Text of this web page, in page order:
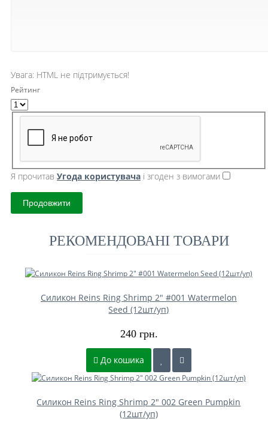
Увага: HTML не підтримується!
Рейтинг
Я прочитав Угода користувача і згоден з вимогами
Продовжити
РЕКОМЕНДОВАНІ ТОВАРИ
Силикон Reins Ring Shrimp 2" #001 Watermelon
Seed (12шт/уп)
240 грн.
До кошика
Силикон Reins Ring Shrimp 2" 002 Green Pumpkin
(12шт/уп)